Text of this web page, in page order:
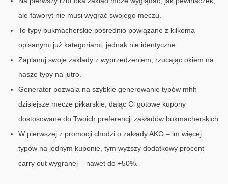
ale faworyt nie musi wygrać swojego meczu.
To typy bukmacherskie pośrednio powiązane z kilkoma
opisanymi już kategoriami, jednak nie identyczne.
Zaplanuj swoje zakłady z wyprzedzeniem, rzucając okiem na
nasze typy na jutro.
Generator pozwala na szybkie generowanie typów mhh
dzisiejsze mecze piłkarskie, dając Ci gotowe kupony
dostosowane do Twoich preferencji zakładów bukmacherskich.
W pierwszej z promocji chodzi o zakłady AKO – im więcej
typów na jednym kuponie, tym wyższy dodatkowy procent
carry out wygranej – nawet do +50%.